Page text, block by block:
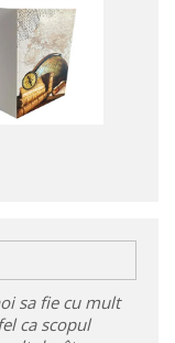
sa fie cu mult
ca scopul